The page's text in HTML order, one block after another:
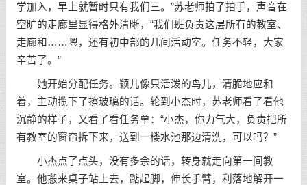
学加入，早上就暂时只有我们三。”苏老师拍了拍手，声音在
空旷的走廊里显得格外清晰，“我们班负责这层所有的教室、
走廊和……嗯，还有初中部的几间活动室。任务不轻，大家
辛苦了。”
她开始分配任务。颖儿像只活泼的鸟儿，清脆地应和
着，主动揽下了擦玻璃的话。轮到小杰时，苏老师看了看他
沉静的样子，又看了看任务单：“小杰，你力气大，负责把所
有教室的窗帘拆下来，送到一楼水池那边清洗，可以吗？”
小杰点了点头，没有多余的话，转身就走向第一间教
室。他搬来桌子站上去，踮起脚，伸长手臂，利落地解开一